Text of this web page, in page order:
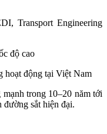
Transport Engineering
độ cao
hoạt động tại Việt Nam
trong 10–20 năm tới
sắt hiện đại.